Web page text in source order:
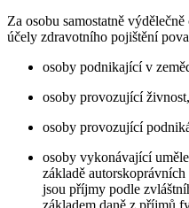
Za osobu samostatně
účely zdravotního pojištění
osoby podnikající v
osoby provozující živnost,
osoby provozující
osoby vykonávající
základě
jsou příjmy podle